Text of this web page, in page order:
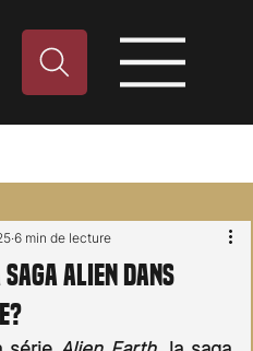
Alien dans
6 min de lecture